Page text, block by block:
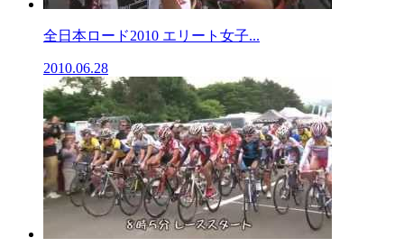
全日本ロード2010 エリート女子...
2010.06.28